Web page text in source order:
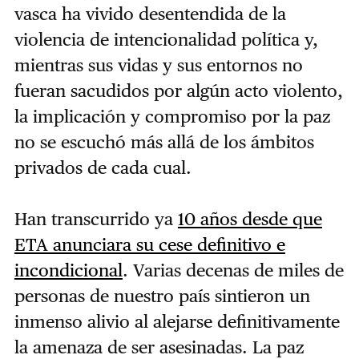
vasca ha vivido desentendida de la
violencia de intencionalidad política y,
mientras sus vidas y sus entornos no
fueran sacudidos por algún acto violento,
la implicación y compromiso por la paz
no se escuchó más allá de los ámbitos
privados de cada cual.
Han transcurrido ya 10 años desde que
ETA anunciara su cese definitivo e
incondicional. Varias decenas de miles de
personas de nuestro país sintieron un
inmenso alivio al alejarse definitivamente
la amenaza de ser asesinadas. La paz